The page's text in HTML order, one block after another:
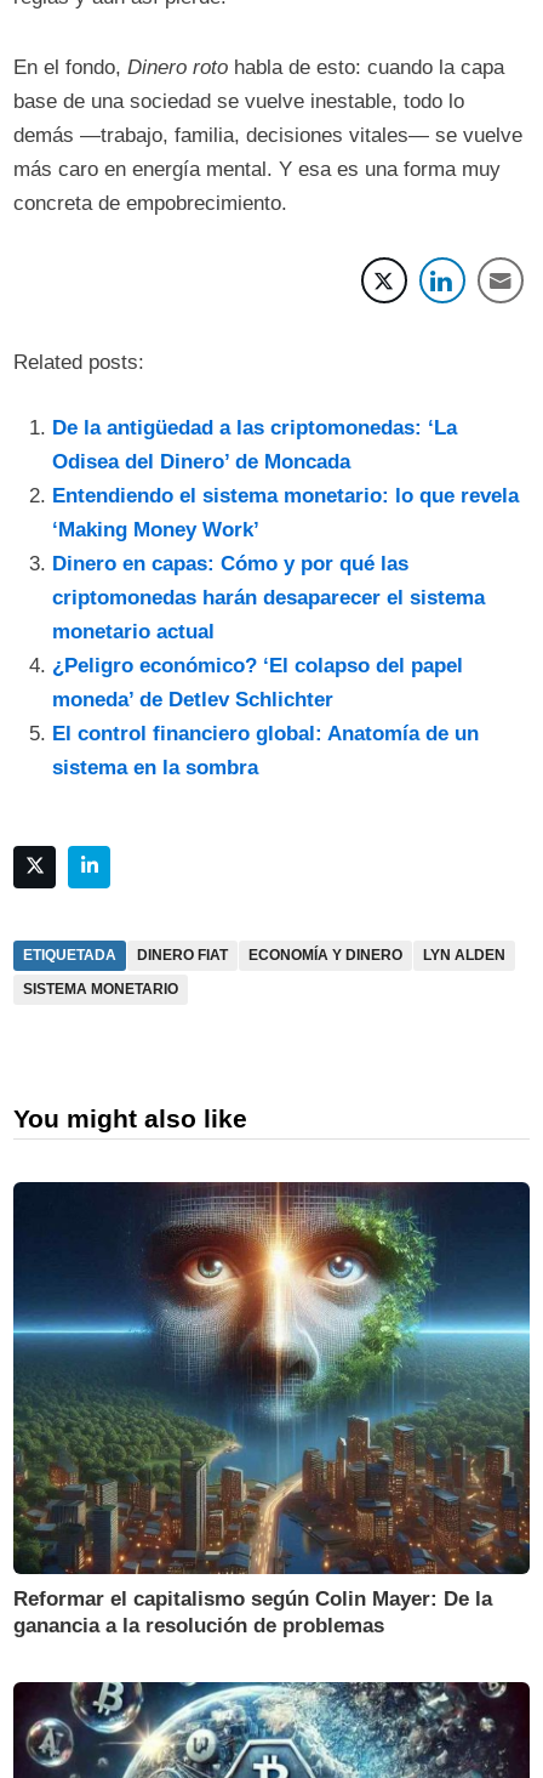
En el fondo,Dinero roto habla de esto: cuando la capa
base de una sociedad se vuelve inestable, todo lo
demás —trabajo, familia, decisiones vitales— se vuelve
más caro en energía mental. Y esa es una forma muy
concreta de empobrecimiento.
Related posts:
De la antigüedad a las criptomonedas: ‘La
Odisea del Dinero’ de Moncada
Entendiendo el sistema monetario: lo que revela
‘Making Money Work’
Dinero en capas: Cómo y por qué las
criptomonedas harán desaparecer el sistema
monetario actual
¿Peligro económico? ‘El colapso del papel
moneda’ de Detlev Schlichter
El control financiero global: Anatomía de un
sistema en la sombra
ETIQUETADA DINERO FIAT ECONOMÍA Y DINERO
LYN ALDEN
SISTEMA MONETARIO
You might also like
Reformar el capitalismo según Colin Mayer: De la
ganancia a la resolución de problemas